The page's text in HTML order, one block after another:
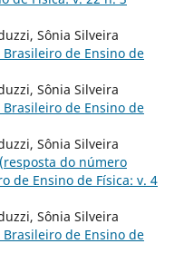
Sônia Silveira
Brasileiro de Ensino de
Sônia Silveira
Brasileiro de Ensino de
Sônia Silveira
do número
de Ensino de Física: v. 4
Sônia Silveira
Brasileiro de Ensino de